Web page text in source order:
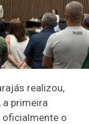
realizou,
primeira
o